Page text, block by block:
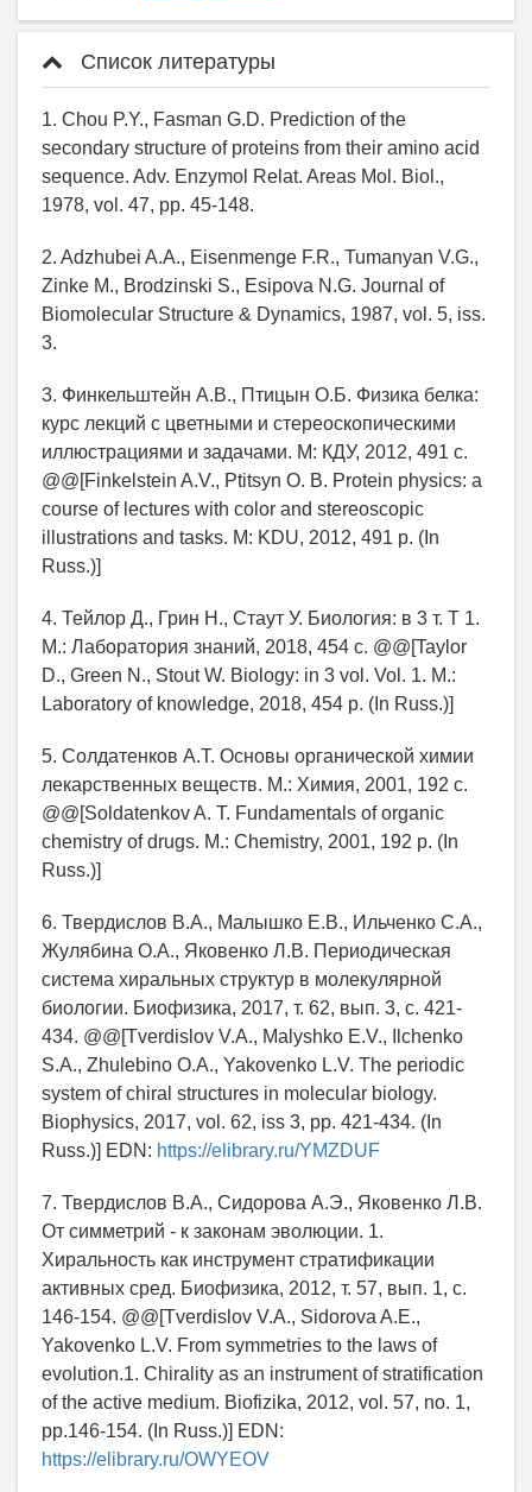
Список литературы
1. Chou P.Y., Fasman G.D. Prediction of the
secondary structure of proteins from their amino acid
sequence. Adv. Enzymol Relat. Areas Mol. Biol.,
1978, vol. 47, pp. 45-148.
2. Adzhubei A.A., Eisenmenge F.R., Tumanyan V.G.,
Zinke M., Brodzinski S., Esipova N.G. Journal of
Biomolecular Structure & Dynamics, 1987, vol. 5, iss.
3.
3. Финкельштейн А.В., Птицын О.Б. Физика белка:
курс лекций с цветными и стереоскопическими
иллюстрациями и задачами. М: КДУ, 2012, 491 с.
@@[Finkelstein A.V., Ptitsyn O. B. Protein physics: a
course of lectures with color and stereoscopic
illustrations and tasks. M: KDU, 2012, 491 p. (In
Russ.)]
4. Тейлор Д., Грин Н., Стаут У. Биология: в 3 т. Т 1.
М.: Лаборатория знаний, 2018, 454 с. @@[Taylor
D., Green N., Stout W. Biology: in 3 vol. Vol. 1. M.:
Laboratory of knowledge, 2018, 454 p. (In Russ.)]
5. Солдатенков А.Т. Основы органической химии
лекарственных веществ. М.: Химия, 2001, 192 с.
@@[Soldatenkov A. T. Fundamentals of organic
chemistry of drugs. M.: Chemistry, 2001, 192 p. (In
Russ.)]
6. Твердислов В.А., Малышко Е.В., Ильченко С.А.,
Жулябина О.А., Яковенко Л.В. Периодическая
система хиральных структур в молекулярной
биологии. Биофизика, 2017, т. 62, вып. 3, с. 421-
434. @@[Tverdislov V.A., Malyshko E.V., Ilchenko
S.A., Zhulebino O.A., Yakovenko L.V. The periodic
system of chiral structures in molecular biology.
Biophysics, 2017, vol. 62, iss 3, pp. 421-434. (In
Russ.)] EDN: https://elibrary.ru/YMZDUF
7. Твердислов В.А., Сидорова А.Э., Яковенко Л.В.
От симметрий - к законам эволюции. 1.
Хиральность как инструмент стратификации
активных сред. Биофизика, 2012, т. 57, вып. 1, с.
146-154. @@[Tverdislov V.A., Sidorova A.E.,
Yakovenko L.V. From symmetries to the laws of
evolution.1. Chirality as an instrument of stratification
of the active medium. Biofizika, 2012, vol. 57, no. 1,
pp.146-154. (In Russ.)] EDN:
https://elibrary.ru/OWYEOV